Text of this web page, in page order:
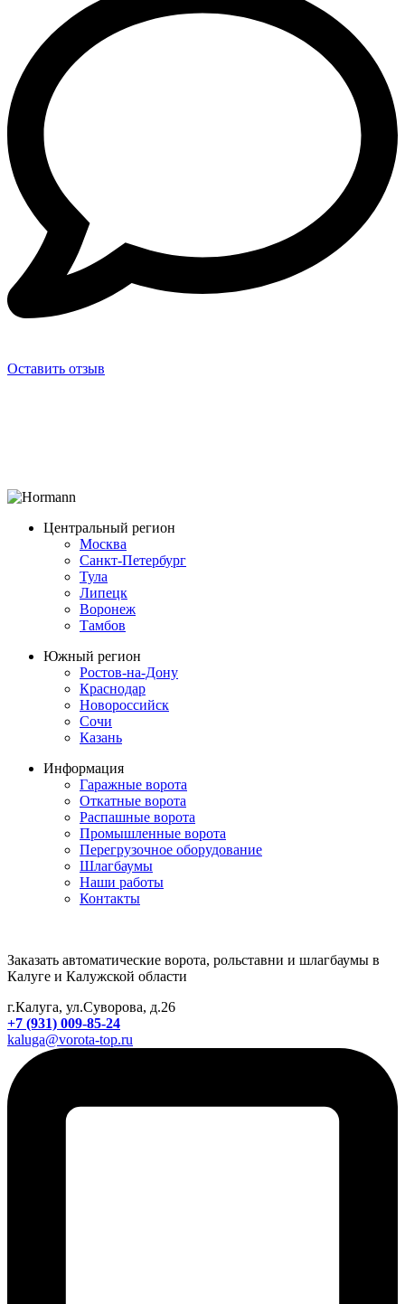
Оставить отзыв
Центральный регион
Москва
Санкт-Петербург
Тула
Липецк
Воронеж
Тамбов
Южный регион
Ростов-на-Дону
Краснодар
Новороссийск
Сочи
Казань
Информация
Гаражные ворота
Откатные ворота
Распашные ворота
Промышленные ворота
Перегрузочное оборудование
Шлагбаумы
Наши работы
Контакты
Заказать автоматические ворота, рольставни и шлагбаумы в
Калуге и Калужской области
г.Калуга, ул.Суворова, д.26
+7 (931) 009-85-24
kaluga@vorota-top.ru